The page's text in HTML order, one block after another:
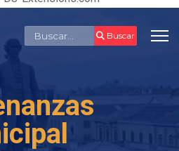
Buscar Buscar